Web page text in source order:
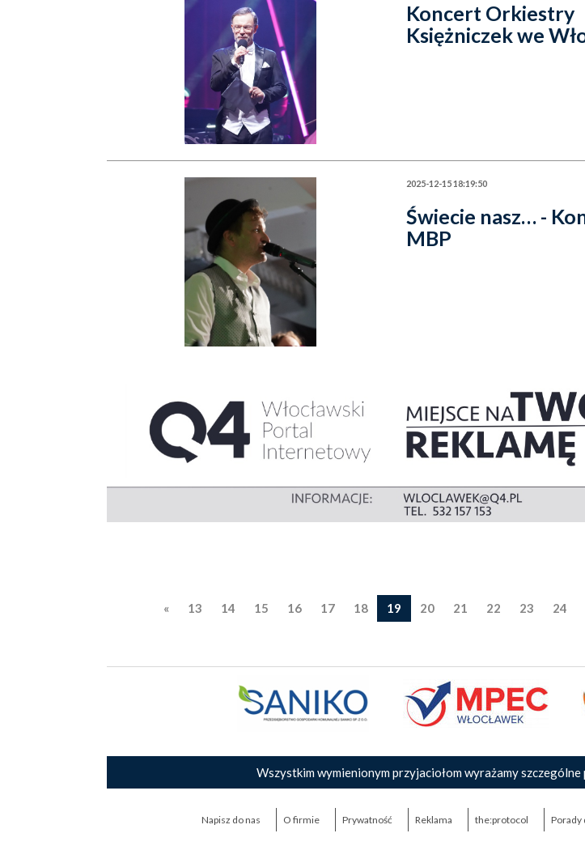
Koncert Orkiestry
Księżniczek we
2025-12-15 18:19:50
Świecie nasz… -
MBP
« 13 14 15 16 17 18 19 20 21 22 23 24
Wszystkim wymienionym przyjaciołom wyrażamy
Napisz do nas O firmie Prywatność Reklama the:protocol Porady